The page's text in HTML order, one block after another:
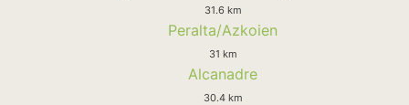
31.6 km
Peralta/Azkoien
31 km
Alcanadre
30.4 km